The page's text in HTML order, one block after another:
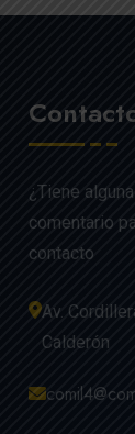
¿Tiene
comentario
contacto
Av.
Calderón